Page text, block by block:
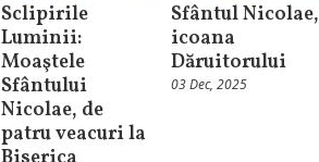
Sclipirile
Luminii:
Moaştele
Sfântului
Nicolae, de
patru veacuri la
Sfântul Nicolae,
icoana
Dăruitorului
03 Dec, 2025